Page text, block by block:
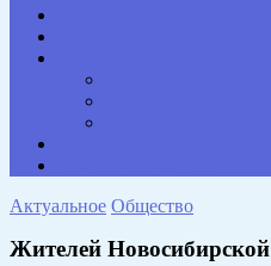
Актуальное Общество
Жителей